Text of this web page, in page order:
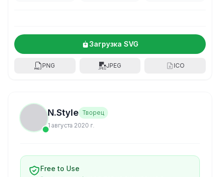
Загрузка SVG
PNG JPEG ICO
N.Style Творец
1 августа 2020 г.
Free to Use